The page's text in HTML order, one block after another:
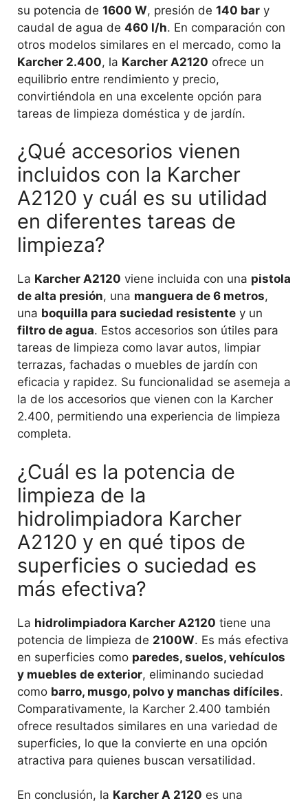
su potencia de 1600 W, presión de 140 bar y
caudal de agua de 460 l/h. En comparación con
otros modelos similares en el mercado, como la
Karcher 2.400, la Karcher A2120 ofrece un
equilibrio entre rendimiento y precio,
convirtiéndola en una excelente opción para
tareas de limpieza doméstica y de jardín.
¿Qué accesorios vienen
incluidos con la Karcher
A2120 y cuál es su utilidad
en diferentes tareas de
limpieza?
La Karcher A2120 viene incluida con una pistola
de alta presión, una manguera de 6 metros,
una boquilla para suciedad resistente y un
filtro de agua. Estos accesorios son útiles para
tareas de limpieza como lavar autos, limpiar
terrazas, fachadas o muebles de jardín con
eficacia y rapidez. Su funcionalidad se asemeja a
la de los accesorios que vienen con la Karcher
2.400, permitiendo una experiencia de limpieza
completa.
¿Cuál es la potencia de
limpieza de la
hidrolimpiadora Karcher
A2120 y en qué tipos de
superficies o suciedad es
más efectiva?
La hidrolimpiadora Karcher A2120 tiene una
potencia de limpieza de 2100W. Es más efectiva
en superficies como paredes, suelos, vehículos
y muebles de exterior, eliminando suciedad
como barro, musgo, polvo y manchas difíciles.
Comparativamente, la Karcher 2.400 también
ofrece resultados similares en una variedad de
superficies, lo que la convierte en una opción
atractiva para quienes buscan versatilidad.
En conclusión, la Karcher A 2120 es una